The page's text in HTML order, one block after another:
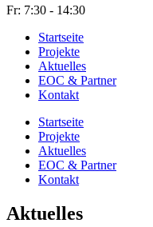
Fr: 7:30 - 14:30
Startseite
Projekte
Aktuelles
EOC & Partner
Kontakt
Startseite
Projekte
Aktuelles
EOC & Partner
Kontakt
Aktuelles